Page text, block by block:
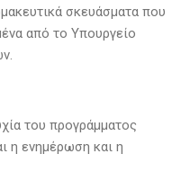
σκευάσματα που
από το Υπουργείο
του προγράμματος
η ενημέρωση και η